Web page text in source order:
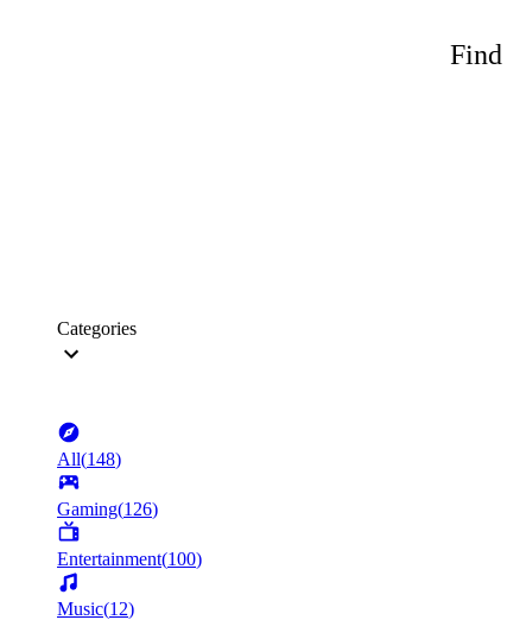
Find
Categories
All(148)
Gaming(126)
Entertainment(100)
Music(12)